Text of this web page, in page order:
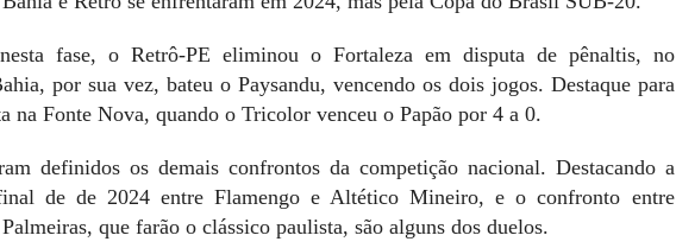
fase, o Retrô-PE eliminou o Fortaleza em disputa de pênaltis, no
por sua vez, bateu o Paysandu, vencendo os dois jogos. Destaque para
na Fonte Nova, quando o Tricolor venceu o Papão por 4 a 0.
definidos os demais confrontos da competição nacional. Destacando a
de de 2024 entre Flamengo e Altético Mineiro, e o confronto entre
que farão o clássico paulista, são alguns dos duelos.